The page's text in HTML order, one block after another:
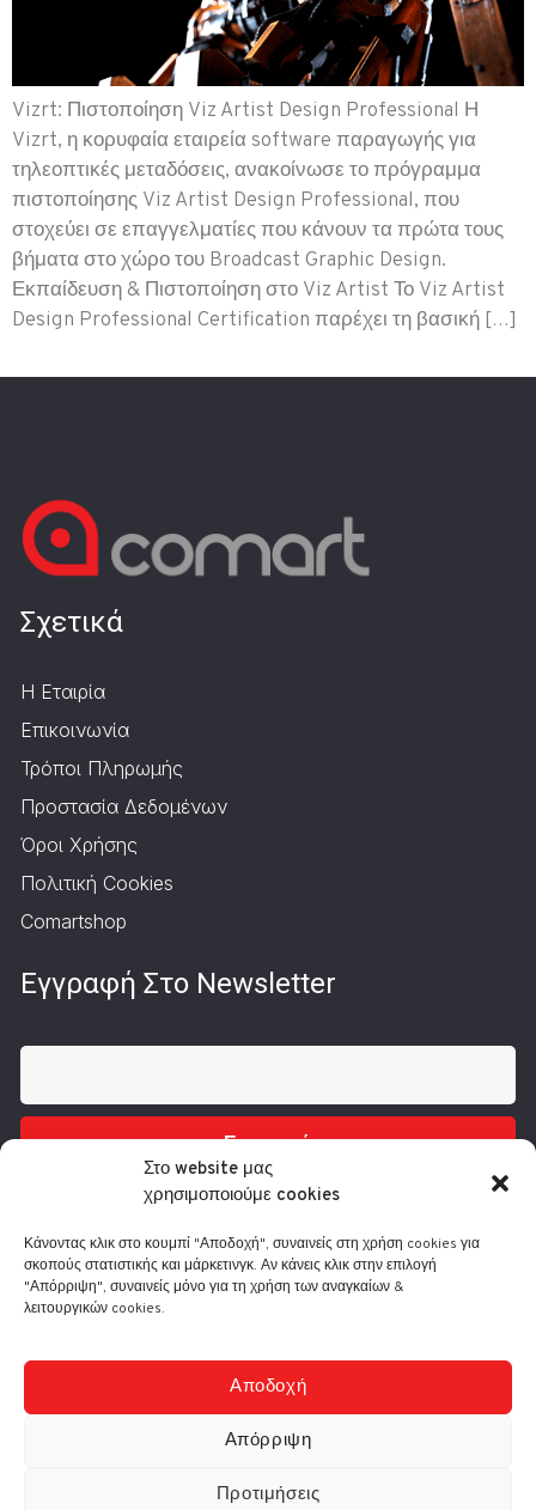
Στο website μας
χρησιμοποιούμε cookies
Κάνοντας κλικ στο κουμπί "Αποδοχή", συναινείς στη χρήση cookies για
σκοπούς στατιστικής και μάρκετινγκ. Αν κάνεις κλικ στην επιλογή
"Απόρριψη", συναινείς μόνο για τη χρήση των αναγκαίων &
λειτουργικών cookies.
Αποδοχή
Απόρριψη
Προτιμήσεις
Vizrt: Πιστοποίηση Viz Artist Design Professional Η
Vizrt, η κορυφαία εταιρεία software παραγωγής για
τηλεοπτικές μεταδόσεις, ανακοίνωσε το πρόγραμμα
πιστοποίησης Viz Artist Design Professional, που
στοχεύει σε επαγγελματίες που κάνουν τα πρώτα τους
βήματα στο χώρο του Broadcast Graphic Design.
Εκπαίδευση & Πιστοποίηση στο Viz Artist Το Viz Artist
Design Professional Certification παρέχει τη βασική […]
Σχετικά
Η Εταιρία
Επικοινωνία
Τρόποι Πληρωμής
Προστασία Δεδομένων
Όροι Χρήσης
Πολιτική Cookies
Comartshop
Εγγραφή Στο Newsletter
Εγγραφή
Τηλ.: 210 3416200
Δευ - Παρ: 9:30 - 18:00